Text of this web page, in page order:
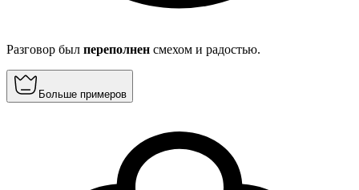
Разговор был переполнен смехом и радостью.
Больше примеров